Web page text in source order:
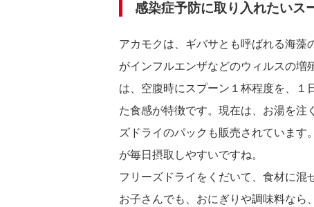
感染症予防に取り入れたいス
アカモクは、ギバサとも呼ばれる海藻
がインフルエンザなどのウィルスの増
は、空腹時にスプーン１杯程度を、１
た食感が特徴です。現在は、お湯を注
ズドライのパックも販売されています
が毎日摂取しやすいですね。
フリーズドライをくだいて、食材に混
お子さんでも、おにぎりや調味料なら